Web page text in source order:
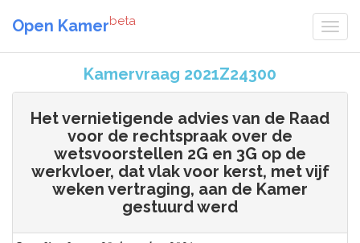
Open Kamerbeta
Kamervraag 2021Z24300
Het vernietigende advies van de Raad
voor de rechtspraak over de
wetsvoorstellen 2G en 3G op de
werkvloer, dat vlak voor kerst, met vijf
weken vertraging, aan de Kamer
gestuurd werd